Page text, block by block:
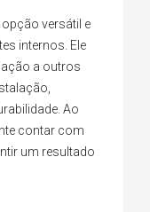
versátil e
internos. Ele
a outros
Ao
contar com
um resultado